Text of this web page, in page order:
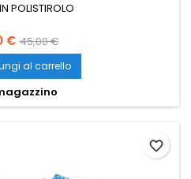
POLISTIROLO
€ 45,00 €
al carrello
favorite_border